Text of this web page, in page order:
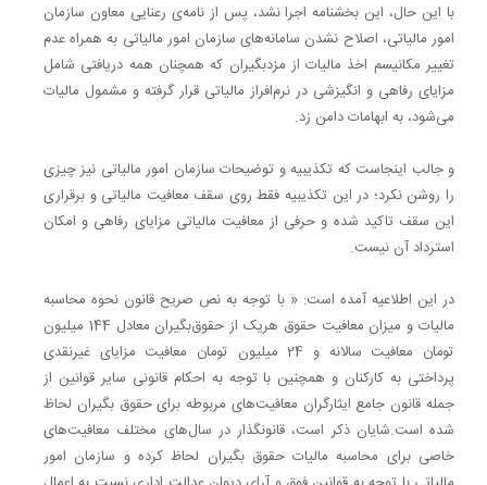
با این حال، این بخشنامه اجرا نشد، پس از نامه‌ی رعنایی معاون سازمان
امور مالیاتی، اصلاح نشدن سامانه‌های سازمان امور مالیاتی به همراه عدم
تغییر مکانیسم اخذ مالیات از مزدبگیران که همچنان همه دریافتی شامل
مزایای رفاهی و انگیزشی در نرم‌افراز مالیاتی قرار گرفته و مشمول مالیات
می‌شود، به ابهامات دامن زد.
و جالب اینجاست که تکذیبیه و توضیحات سازمان امور مالیاتی نیز چیزی
را روشن نکرد؛ در این تکذیبیه فقط روی سقف معافیت مالیاتی و برقراری
این سقف تاکید شده و حرفی از معافیت مالیاتی مزایای رفاهی و امکان
استرداد آن نیست.
در این اطلاعیه آمده است: « با توجه به نص صریح قانون نحوه محاسبه
مالیات و میزان معافیت حقوق هریک از حقوق‌بگیران معادل 144 میلیون
تومان معافیت سالانه و 24 میلیون تومان معافیت مزایای غیرنقدی
پرداختی به کارکنان و همچنین با توجه به احکام قانونی سایر قوانین از
جمله قانون جامع ایثارگران معافیت‌های مربوطه برای حقوق بگیران لحاظ
شده است.شایان ذکر است، قانونگذار در سال‌های مختلف معافیت‌های
خاصی برای محاسبه مالیات حقوق بگیران لحاظ کرده و سازمان امور